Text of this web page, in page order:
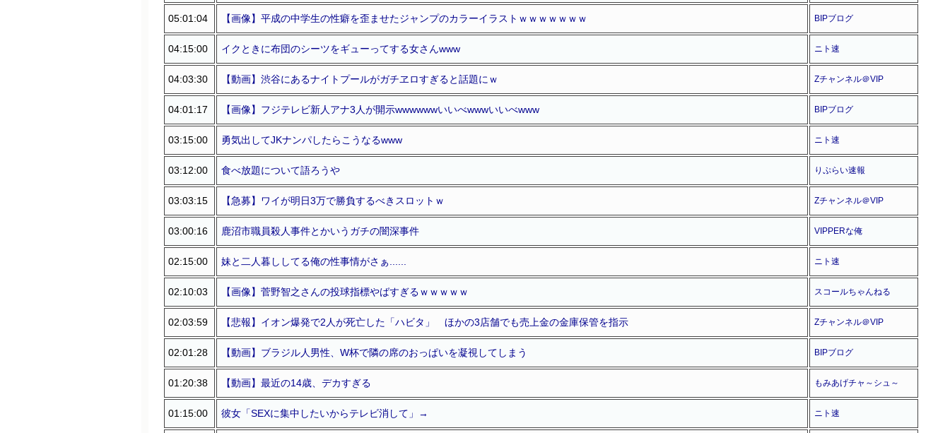
05:01:04 【画像】平成の中学生の性癖を歪ませたジャンプのカラーイラストｗｗｗｗｗｗｗ BIPブログ
04:15:00 イクときに布団のシーツをギューってする女さんwww ニト速
04:03:30 【動画】渋谷にあるナイトプールがガチヱロすぎると話題にｗ Zチャンネル＠VIP
04:01:17 【画像】フジテレビ新人アナ3人が開示wwwwwwいいべwwwいいべwww BIPブログ
03:15:00 勇気出してJKナンパしたらこうなるwww ニト速
03:12:00 食べ放題について語ろうや りぷらい速報
03:03:15 【急募】ワイが明日3万で勝負するべきスロットｗ Zチャンネル＠VIP
03:00:16 鹿沼市職員殺人事件とかいうガチの闇深事件 VIPPERな俺
02:15:00 妹と二人暮ししてる俺の性事情がさぁ...... ニト速
02:10:03 【画像】菅野智之さんの投球指標やばすぎるｗｗｗｗｗ スコールちゃんねる
02:03:59 【悲報】イオン爆発で2人が死亡した「ハビタ」 ほかの3店舗でも売上金の金庫保管を指示 Zチャンネル＠VIP
02:01:28 【動画】ブラジル人男性、W杯で隣の席のおっぱいを凝視してしまう BIPブログ
01:20:38 【動画】最近の14歳、デカすぎる もみあげチャ～シュ～
01:15:00 彼女「SEXに集中したいからテレビ消して」→ ニト速